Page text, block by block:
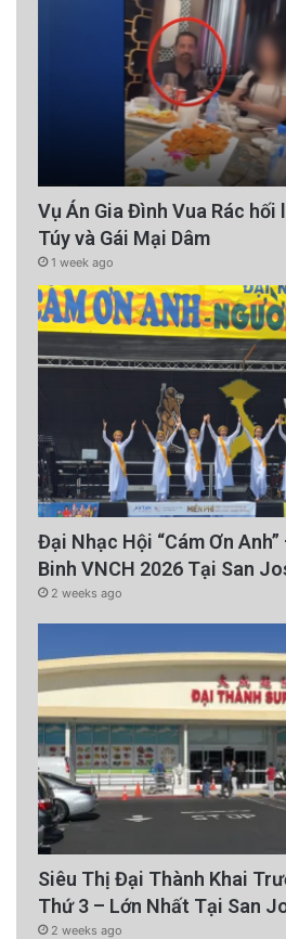
Vụ Án Gia Đình Vua Rác
Túy và Gái Mại Dâm
1 week ago
Đại Nhạc Hội “Cám Ơn
Binh VNCH 2026 Tại San
2 weeks ago
Siêu Thị Đại Thành Khai
Thứ 3 – Lớn Nhất Tại San
2 weeks ago